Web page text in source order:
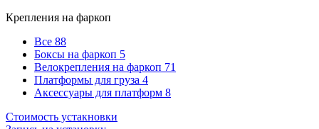
Крепления на фаркоп
Все 88
Боксы на фаркоп 5
Велокрепления на фаркоп 71
Платформы для груза 4
Аксессуары для платформ 8
Стоимость устакновки